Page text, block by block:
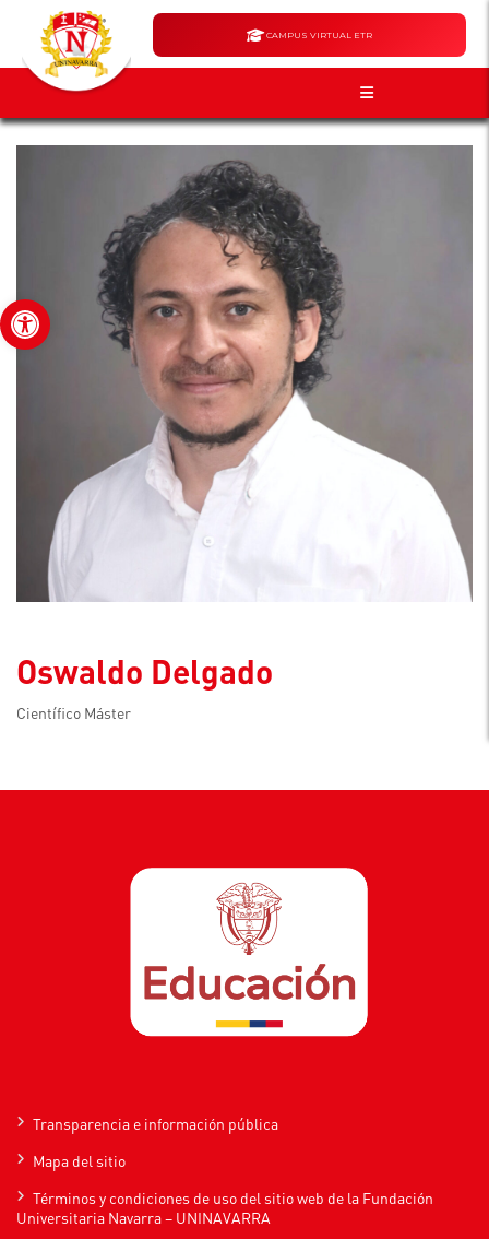
Abrir barra de herramientas
CAMPUS VIRTUAL ETR
Oswaldo Delgado
Científico Máster
Transparencia e información pública
Mapa del sitio
Términos y condiciones de uso del sitio web de la Fundación
Universitaria Navarra – UNINAVARRA